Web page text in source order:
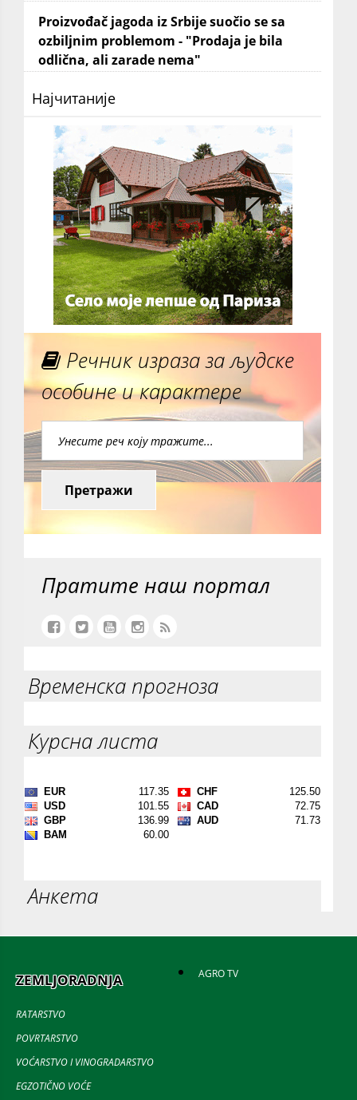
Proizvođač jagoda iz Srbije suočio se sa
ozbiljnim problemom - "Prodaja je bila
odlična, ali zarade nema"
Најчитаније
Речник израза за људске
особине и карактере
Претражи
Пратите наш портал
Временска прогноза
Курсна листа
Анкета
ZEMLJORADNJA
RATARSTVO
POVRTARSTVO
VOĆARSTVO I VINOGRADARSTVO
EGZOTIČNO VOĆE
AGRO TV